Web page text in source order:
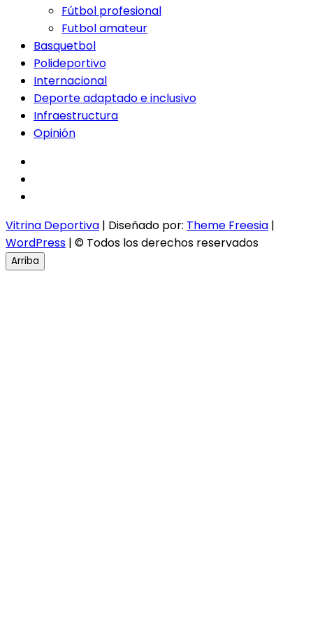
Fútbol profesional
Futbol amateur
Basquetbol
Polideportivo
Internacional
Deporte adaptado e inclusivo
Infraestructura
Opinión
Vitrina Deportiva | Diseñado por: Theme Freesia |
WordPress | © Todos los derechos reservados
Arriba